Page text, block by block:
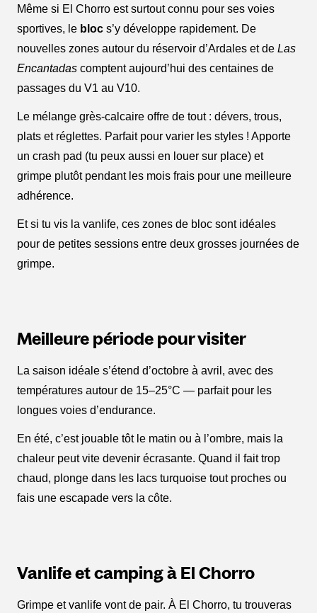
Même si El Chorro est surtout connu pour ses voies
sportives, le bloc s’y développe rapidement. De
nouvelles zones autour du réservoir d’Ardales et de Las
Encantadas comptent aujourd’hui des centaines de
passages du V1 au V10.
Le mélange grès-calcaire offre de tout : dévers, trous,
plats et réglettes. Parfait pour varier les styles ! Apporte
un crash pad (tu peux aussi en louer sur place) et
grimpe plutôt pendant les mois frais pour une meilleure
adhérence.
Et si tu vis la vanlife, ces zones de bloc sont idéales
pour de petites sessions entre deux grosses journées de
grimpe.
Meilleure période pour visiter
La saison idéale s’étend d’octobre à avril, avec des
températures autour de 15–25°C — parfait pour les
longues voies d’endurance.
En été, c’est jouable tôt le matin ou à l’ombre, mais la
chaleur peut vite devenir écrasante. Quand il fait trop
chaud, plonge dans les lacs turquoise tout proches ou
fais une escapade vers la côte.
Vanlife et camping à El Chorro
Grimpe et vanlife vont de pair. À El Chorro, tu trouveras